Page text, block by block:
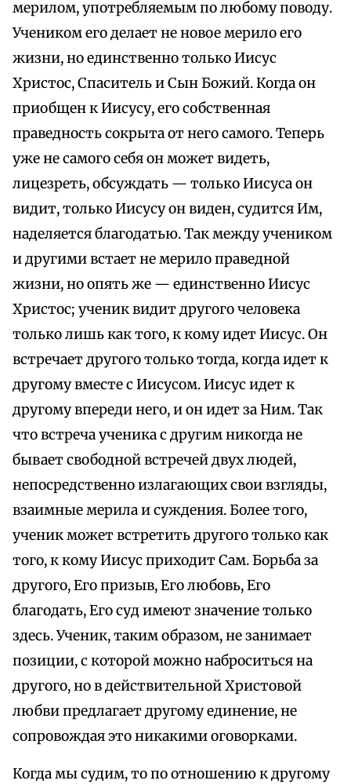
мерилом, употребляемым по любому поводу.
Учеником его делает не новое мерило его
жизни, но единственно только Иисус
Христос, Спаситель и Сын Божий. Когда он
приобщен к Иисусу, его собственная
праведность сокрыта от него самого. Теперь
уже не самого себя он может видеть,
лицезреть, обсуждать — только Иисуса он
видит, только Иисусу он виден, судится Им,
наделяется благодатью. Так между учеником
и другими встает не мерило праведной
жизни, но опять же — единственно Иисус
Христос; ученик видит другого человека
только лишь как того, к кому идет Иисус. Он
встречает другого только тогда, когда идет к
другому вместе с Иисусом. Иисус идет к
другому впереди него, и он идет за Ним. Так
что встреча ученика с другим никогда не
бывает свободной встречей двух людей,
непосредственно излагающих свои взгляды,
взаимные мерила и суждения. Более того,
ученик может встретить другого только как
того, к кому Иисус приходит Сам. Борьба за
другого, Его призыв, Его любовь, Его
благодать, Его суд имеют значение только
здесь. Ученик, таким образом, не занимает
позиции, с которой можно наброситься на
другого, но в действительной Христовой
любви предлагает другому единение, не
сопровождая это никакими оговорками.
Когда мы судим, то по отношению к другому